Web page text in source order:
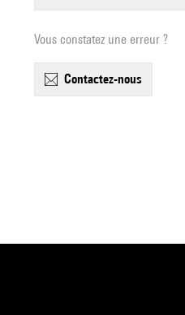
Vous constatez une erreur ?
contactez-nous